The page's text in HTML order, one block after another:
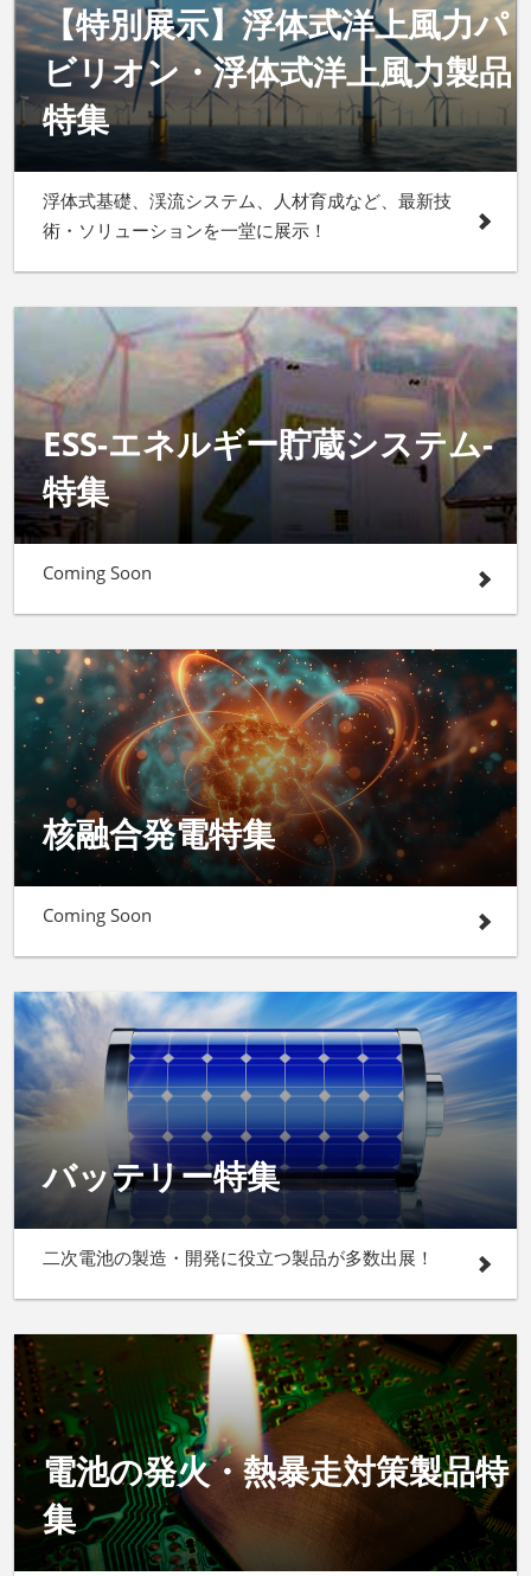
【特別展示】浮体式洋上風力パ
ビリオン・浮体式洋上風力製品
特集
浮体式基礎、渓流システム、人材育成など、最新技
術・ソリューションを一堂に展示！
ESS-エネルギー貯蔵システム-
特集
Coming Soon
核融合発電特集
Coming Soon
バッテリー特集
二次電池の製造・開発に役立つ製品が多数出展！
電池の発火・熱暴走対策製品特
集